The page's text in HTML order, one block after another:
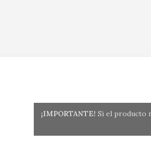
¡IMPORTANTE! Si el producto